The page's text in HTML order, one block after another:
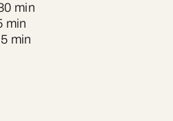
min
min
min